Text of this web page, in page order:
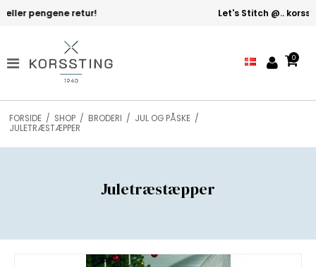
Let's Stitch @.. korssting - 4. generation!
0
FORSIDE / SHOP / BRODERI / JUL OG PÅSKE /
JULETRÆSTÆPPER
Juletræstæpper